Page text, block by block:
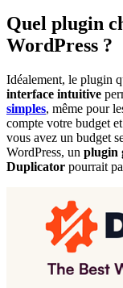
Quel plugin
WordPress ?
Idéalement, le plugin
interface intuitive
simples, même pour
compte votre budget
vous avez un budget
WordPress, un plugin
Duplicator pourrait